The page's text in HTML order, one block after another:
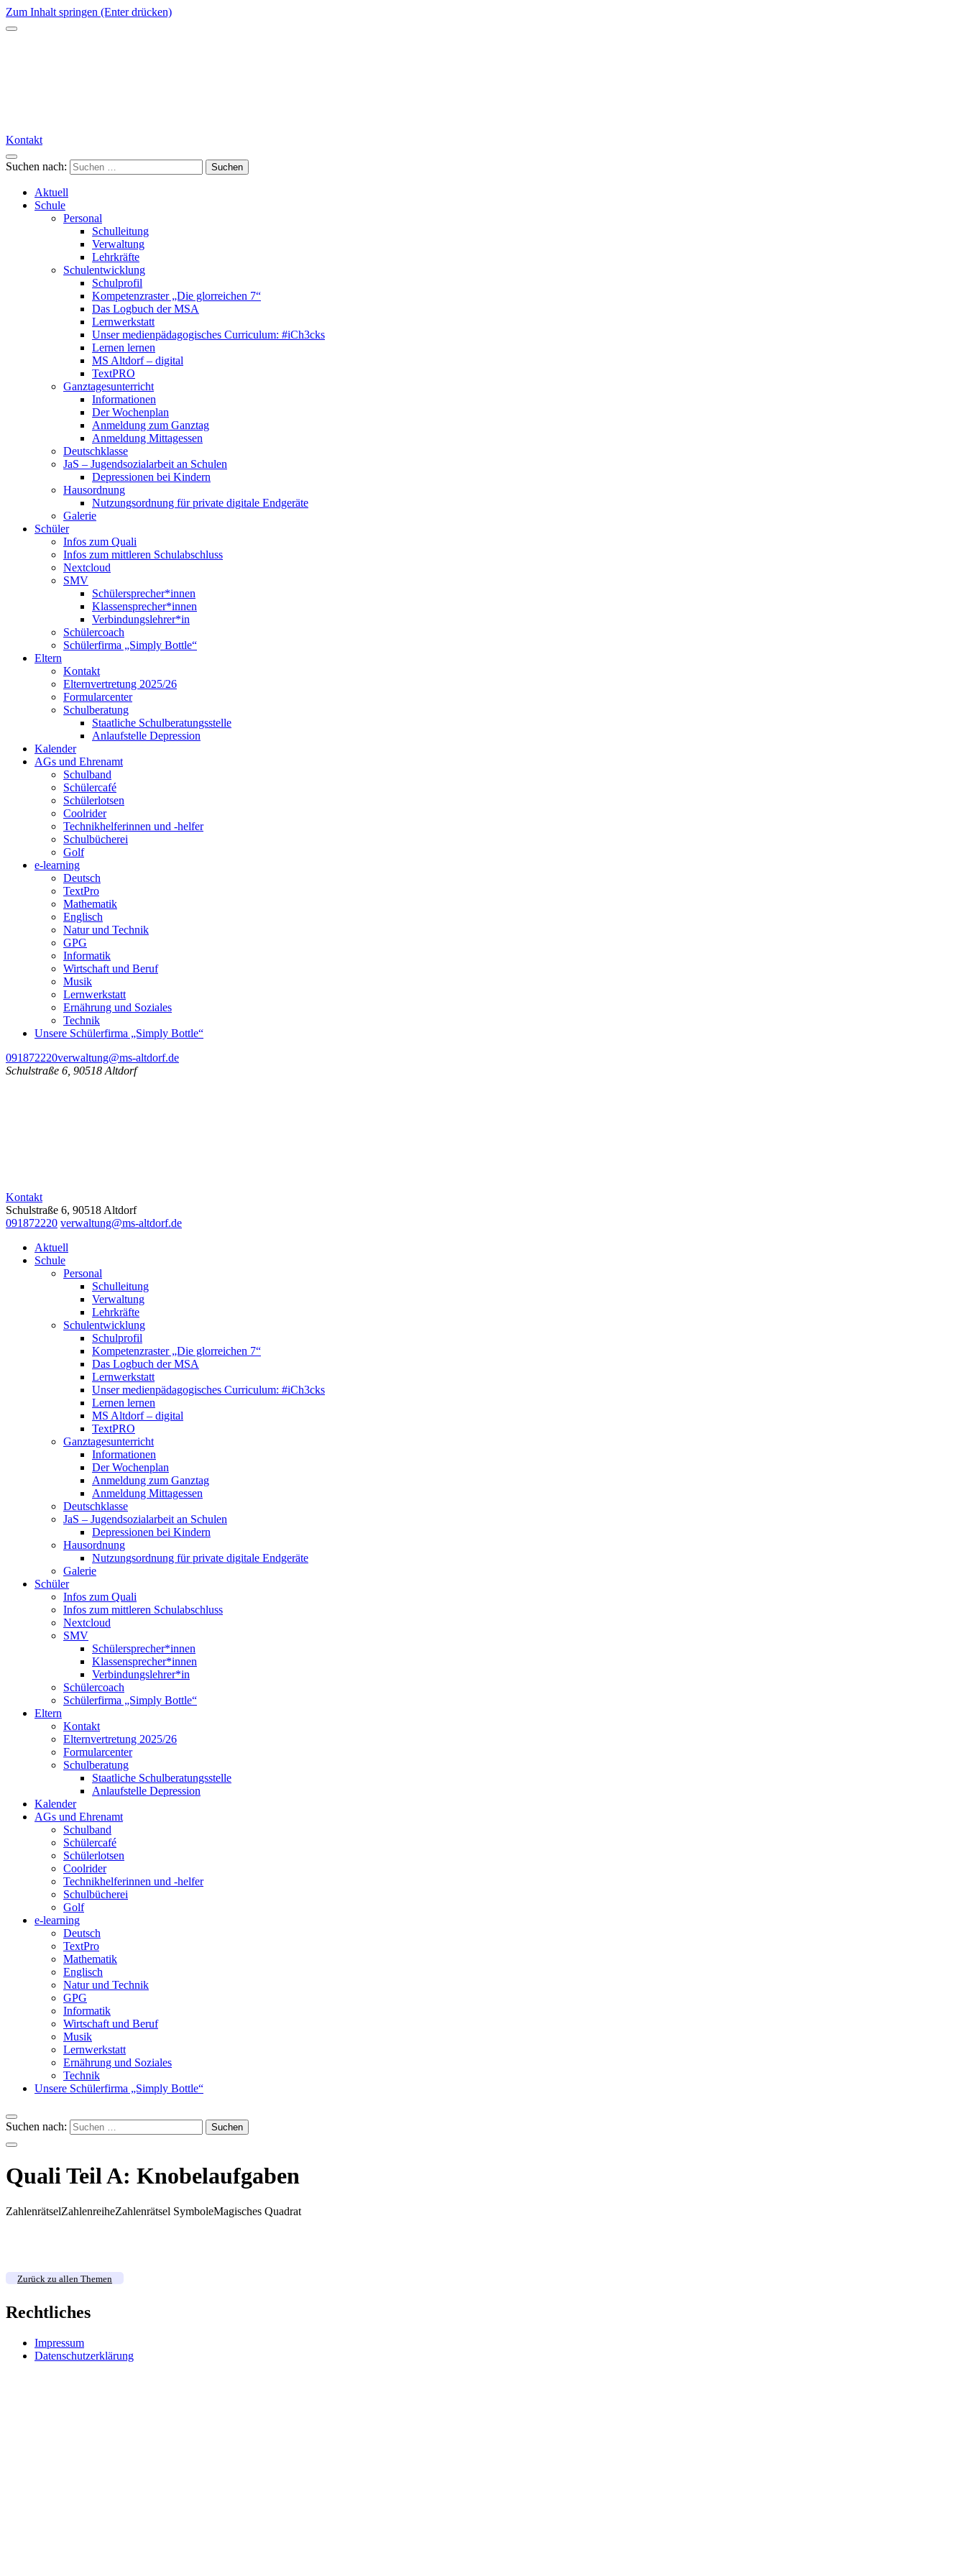
Zum Inhalt springen (Enter drücken)
Kontakt
Suchen nach:
Aktuell
Schule
Personal
Schulleitung
Verwaltung
Lehrkräfte
Schulentwicklung
Schulprofil
Kompetenzraster „Die glorreichen 7“
Das Logbuch der MSA
Lernwerkstatt
Unser medienpädagogisches Curriculum: #iCh3cks
Lernen lernen
MS Altdorf – digital
TextPRO
Ganztagesunterricht
Informationen
Der Wochenplan
Anmeldung zum Ganztag
Anmeldung Mittagessen
Deutschklasse
JaS – Jugendsozialarbeit an Schulen
Depressionen bei Kindern
Hausordnung
Nutzungsordnung für private digitale Endgeräte
Galerie
Schüler
Infos zum Quali
Infos zum mittleren Schulabschluss
Nextcloud
SMV
Schülersprecher*innen
Klassensprecher*innen
Verbindungslehrer*in
Schülercoach
Schülerfirma „Simply Bottle“
Eltern
Kontakt
Elternvertretung 2025/26
Formularcenter
Schulberatung
Staatliche Schulberatungsstelle
Anlaufstelle Depression
Kalender
AGs und Ehrenamt
Schulband
Schülercafé
Schülerlotsen
Coolrider
Technikhelferinnen und -helfer
Schulbücherei
Golf
e-learning
Deutsch
TextPro
Mathematik
Englisch
Natur und Technik
GPG
Informatik
Wirtschaft und Beruf
Musik
Lernwerkstatt
Ernährung und Soziales
Technik
Unsere Schülerfirma „Simply Bottle“
091872220verwaltung@ms-altdorf.de
Schulstraße 6, 90518 Altdorf
Kontakt
Schulstraße 6, 90518 Altdorf
091872220 verwaltung@ms-altdorf.de
Aktuell
Schule
Personal
Schulleitung
Verwaltung
Lehrkräfte
Schulentwicklung
Schulprofil
Kompetenzraster „Die glorreichen 7“
Das Logbuch der MSA
Lernwerkstatt
Unser medienpädagogisches Curriculum: #iCh3cks
Lernen lernen
MS Altdorf – digital
TextPRO
Ganztagesunterricht
Informationen
Der Wochenplan
Anmeldung zum Ganztag
Anmeldung Mittagessen
Deutschklasse
JaS – Jugendsozialarbeit an Schulen
Depressionen bei Kindern
Hausordnung
Nutzungsordnung für private digitale Endgeräte
Galerie
Schüler
Infos zum Quali
Infos zum mittleren Schulabschluss
Nextcloud
SMV
Schülersprecher*innen
Klassensprecher*innen
Verbindungslehrer*in
Schülercoach
Schülerfirma „Simply Bottle“
Eltern
Kontakt
Elternvertretung 2025/26
Formularcenter
Schulberatung
Staatliche Schulberatungsstelle
Anlaufstelle Depression
Kalender
AGs und Ehrenamt
Schulband
Schülercafé
Schülerlotsen
Coolrider
Technikhelferinnen und -helfer
Schulbücherei
Golf
e-learning
Deutsch
TextPro
Mathematik
Englisch
Natur und Technik
GPG
Informatik
Wirtschaft und Beruf
Musik
Lernwerkstatt
Ernährung und Soziales
Technik
Unsere Schülerfirma „Simply Bottle“
Suchen nach:
Quali Teil A: Knobelaufgaben
ZahlenrätselZahlenreiheZahlenrätsel SymboleMagisches Quadrat
Zurück zu allen Themen
Rechtliches
Impressum
Datenschutzerklärung